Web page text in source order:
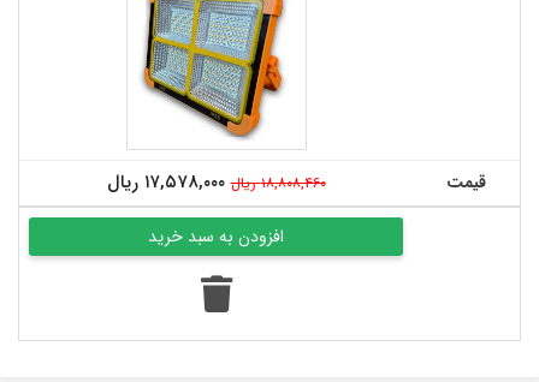
قیمت ۱۸,۸۰۸,۴۶۰ ریال ۱۷,۵۷۸,۰۰۰ ریال